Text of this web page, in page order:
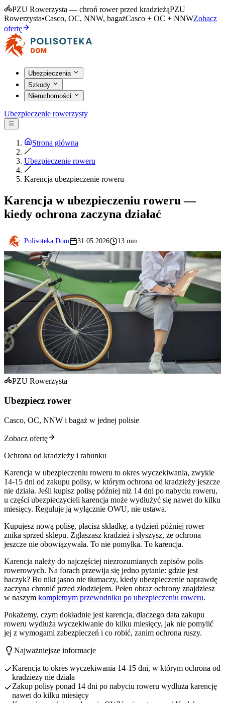
PZU Rowerzysta — chroń rower przed kradzieżąPZU
Rowerzysta•Casco, OC, NNW, bagażCasco + OC + NNWZobacz
ofertę
Ubezpieczenia
Szkody
Nieruchomości
Ubezpieczenie rowerzysty
Strona główna
Ubezpieczenie roweru
Karencja ubezpieczenie roweru
Karencja w ubezpieczeniu roweru —
kiedy ochrona zaczyna działać
Polisoteka Dom 31.05.2026 13 min
PZU Rowerzysta
Ubezpiecz rower
Casco, OC, NNW i bagaż w jednej polisie
Zobacz ofertę
Ochrona od kradzieży i rabunku
Karencja w ubezpieczeniu roweru to okres wyczekiwania, zwykle
14-15 dni od zakupu polisy, w którym ochrona od kradzieży jeszcze
nie działa. Jeśli kupisz polisę później niż 14 dni po nabyciu roweru,
u części ubezpieczycieli karencja może wydłużyć się nawet do kilku
miesięcy. Reguluje ją wyłącznie OWU, nie ustawa.
Kupujesz nową polisę, płacisz składkę, a tydzień później rower
znika sprzed sklepu. Zgłaszasz kradzież i słyszysz, że ochrona
jeszcze nie obowiązywała. To nie pomyłka. To karencja.
Karencja należy do najczęściej niezrozumianych zapisów polis
rowerowych. Na forach przewija się jedno pytanie: gdzie jest
haczyk? Bo nikt jasno nie tłumaczy, kiedy ubezpieczenie naprawdę
zaczyna chronić przed złodziejem. Pełen obraz ochrony znajdziesz
w naszym kompletnym przewodniku po ubezpieczeniu roweru.
Pokażemy, czym dokładnie jest karencja, dlaczego data zakupu
roweru wydłuża wyczekiwanie do kilku miesięcy, jak nie pomylić
jej z wymogami zabezpieczeń i co robić, zanim ochrona ruszy.
Najważniejsze informacje
Karencja to okres wyczekiwania 14-15 dni, w którym ochrona od
kradzieży nie działa
Zakup polisy ponad 14 dni po nabyciu roweru wydłuża karencję
nawet do kilku miesięcy